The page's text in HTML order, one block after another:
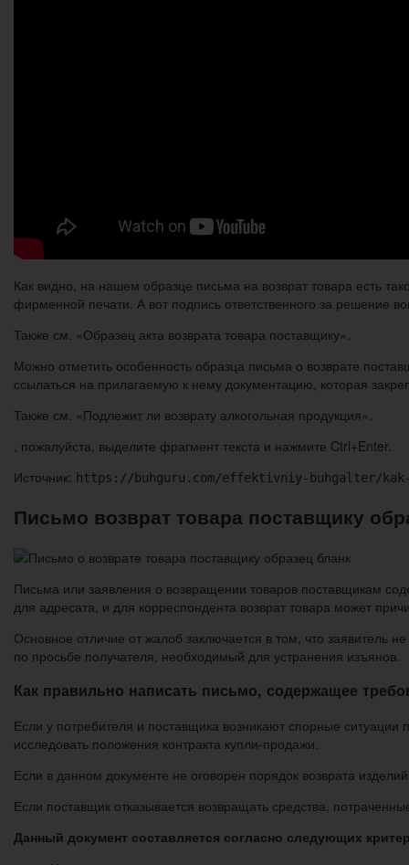
Как видно, на нашем образце письма на возврат товара есть
фирменной печати. А вот подпись ответственного за решение
Также см. «Образец акта возврата товара поставщику».
Можно отметить особенность образца письма о возврате
ссылаться на прилагаемую к нему документацию, которая
Также см. «Подлежит ли возврату алкогольная продукция».
, пожалуйста, выделите фрагмент текста и нажмите Ctrl+Enter.
Источник: https://buhguru.com/effektivniy-buhgalter/
Письмо возврат товара поставщику
Письма или заявления о возвращении товаров поставщикам
для адресата, и для корреспондента возврат товара может
Основное отличие от жалоб заключается в том, что заявитель
по просьбе получателя, необходимый для устранения изъянов.
Как правильно написать письмо, содержащее
Если у потребителя и поставщика возникают спорные
исследовать положения контракта купли-продажи.
Если в данном документе не оговорен порядок возврата
Если поставщик отказывается возвращать средства,
Данный документ составляется согласно следующих